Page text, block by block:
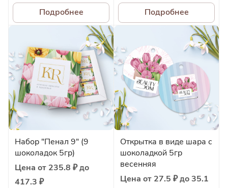
Подробнее Подробнее
Набор "Пенал 9" (9
шоколадок 5гр)
Цена от 235.8 ₽ до
417.3 ₽
Открытка в виде шара с
шоколадкой 5гр
весенняя
Цена от 27.5 ₽ до 35.1